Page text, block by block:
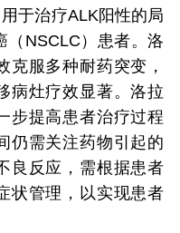
于治疗ALK阳性的局
（NSCLC）患者。洛
克服多种耐药突变，
病灶疗效显著。洛拉
步提高患者治疗过程
仍需关注药物引起的
良反应，需根据患者
状管理，以实现患者